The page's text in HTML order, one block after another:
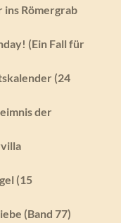
ins Römergrab
(Ein Fall für
(24
der
(15
(Band 77)